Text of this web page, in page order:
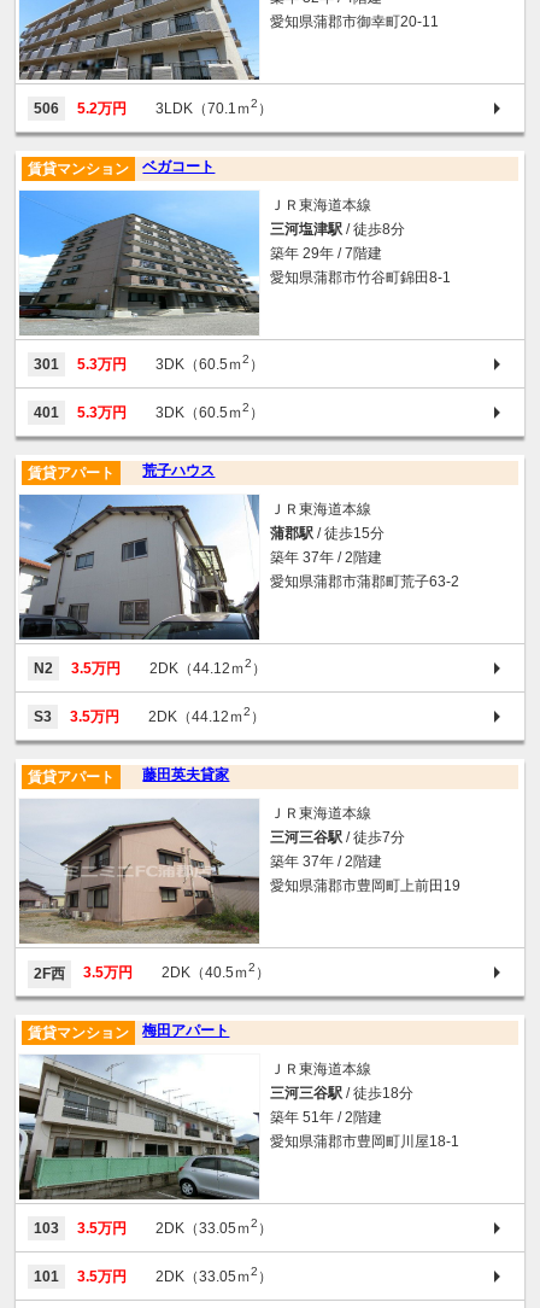
愛知県蒲郡市御幸町20-11
506 5.2万円 3LDK（70.1ｍ2 ）
ベガコート
賃貸マンション
ＪＲ東海道本線
三河塩津駅 / 徒歩8分
築年 29年 / 7階建
愛知県蒲郡市竹谷町錦田8-1
301 5.3万円 3DK（60.5ｍ2 ）
401 5.3万円 3DK（60.5ｍ2 ）
荒子ハウス
賃貸アパート
ＪＲ東海道本線
蒲郡駅 / 徒歩15分
築年 37年 / 2階建
愛知県蒲郡市蒲郡町荒子63-2
N2 3.5万円 2DK（44.12ｍ2 ）
S3 3.5万円 2DK（44.12ｍ2 ）
藤田英夫貸家
賃貸アパート
ＪＲ東海道本線
三河三谷駅 / 徒歩7分
築年 37年 / 2階建
愛知県蒲郡市豊岡町上前田19
2F西 3.5万円 2DK（40.5ｍ2 ）
梅田アパート
賃貸マンション
ＪＲ東海道本線
三河三谷駅 / 徒歩18分
築年 51年 / 2階建
愛知県蒲郡市豊岡町川屋18-1
103 3.5万円 2DK（33.05ｍ2 ）
101 3.5万円 2DK（33.05ｍ2 ）